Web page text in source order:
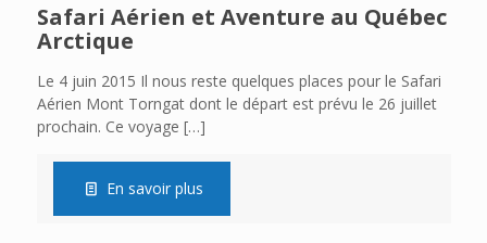
Safari Aérien et Aventure au Québec
Arctique
Le 4 juin 2015 Il nous reste quelques places pour le Safari
Aérien Mont Torngat dont le départ est prévu le 26 juillet
prochain. Ce voyage […]
En savoir plus